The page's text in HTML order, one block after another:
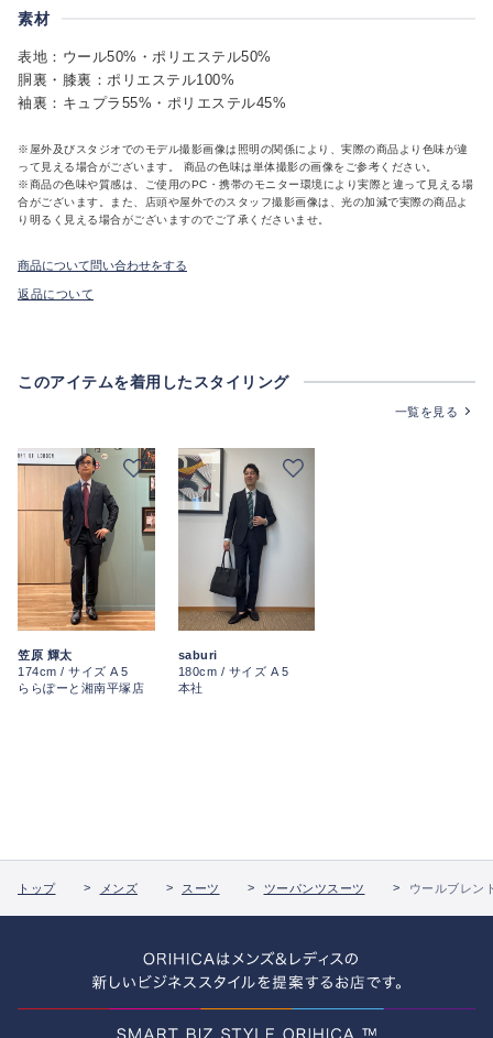
素材
表地：ウール50%・ポリエステル50%
胴裏・膝裏：ポリエステル100%
袖裏：キュプラ55%・ポリエステル45%
※屋外及びスタジオでのモデル撮影画像は照明の関係により、実際の商品より色味が違
って見える場合がございます。 商品の色味は単体撮影の画像をご参考ください。
※商品の色味や質感は、ご使用のPC・携帯のモニター環境により実際と違って見える場
合がございます。また、店頭や屋外でのスタッフ撮影画像は、光の加減で実際の商品よ
り明るく見える場合がございますのでご了承くださいませ。
商品について問い合わせをする
返品について
このアイテムを着用したスタイリング
一覧を見る
笠原 輝太
174cm / サイズ A 5
ららぽーと湘南平塚店
saburi
180cm / サイズ A 5
本社
トップ メンズ スーツ ツーパンツスーツ ウールブレン